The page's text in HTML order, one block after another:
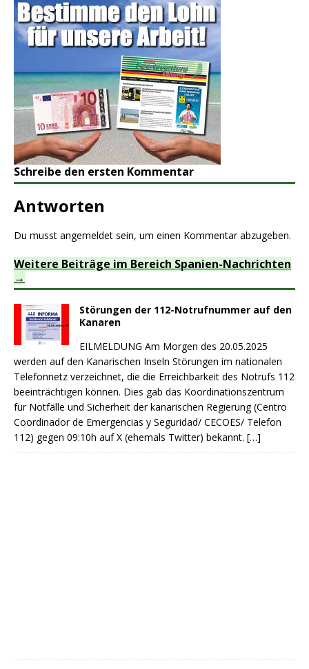
Schreibe den ersten Kommentar
Antworten
Du musst angemeldet sein, um einen Kommentar abzugeben.
Weitere Beiträge im Bereich Spanien-Nachrichten
Störungen der 112-Notrufnummer auf den
Kanaren
EILMELDUNG Am Morgen des 20.05.2025
werden auf den Kanarischen Inseln Störungen im nationalen
Telefonnetz verzeichnet, die die Erreichbarkeit des Notrufs 112
beeinträchtigen können. Dies gab das Koordinationszentrum
für Notfälle und Sicherheit der kanarischen Regierung (Centro
Coordinador de Emergencias y Seguridad/ CECOES/ Telefon
112) gegen 09:10h auf X (ehemals Twitter) bekannt. […]